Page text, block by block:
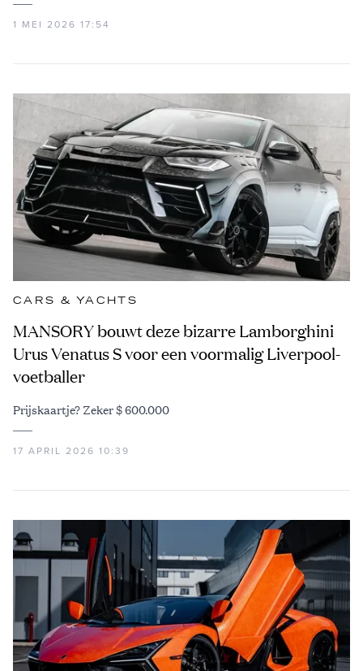
1 MEI 2026 17:54
CARS & YACHTS
MANSORY bouwt deze bizarre Lamborghini
Urus Venatus S voor een voormalig Liverpool-
voetballer
Prijskaartje? Zeker $ 600.000
17 APRIL 2026 10:39